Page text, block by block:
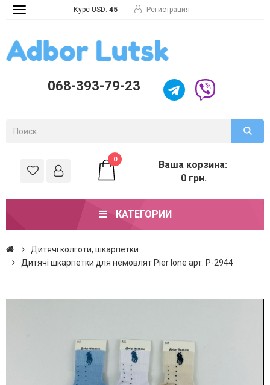
Toggle
Курс USD: 45 Регистрация
068-393-79-23
0
Ваша корзина:
0 грн.
КАТЕГОРИИ
Дитячі колготи, шкарпетки
Дитячі шкарпетки для немовлят Pier lone арт. P-2944